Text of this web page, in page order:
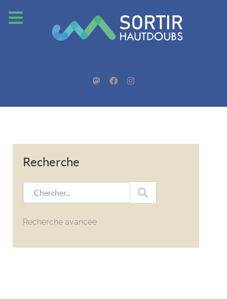
Recherche
Chercher...
Recherche avancée